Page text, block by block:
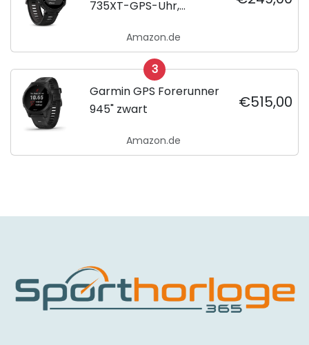
735XT-GPS-Uhr,
01614-06Amazon.de
3
Garmin GPS Forerunner
945" zwart
€515,00
Amazon.de